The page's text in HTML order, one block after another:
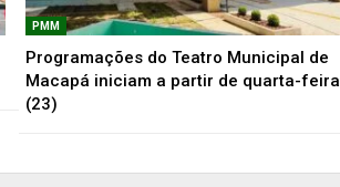
PMM
Programações do Teatro Municipal de
Macapá iniciam a partir de quarta-feira
(23)